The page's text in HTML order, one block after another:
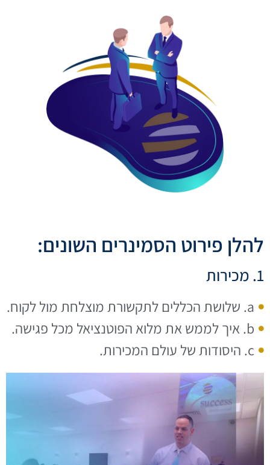
להלן פירוט הסמינרים השונים:
1. מכירות
a. שלושת הכללים לתקשורת מוצלחת מול לקוח.
b. איך לממש את מלוא הפוטנציאל מכל פגישה.
c. היסודות של עולם המכירות.